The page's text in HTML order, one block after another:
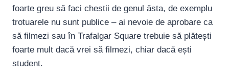
foarte greu să faci chestii de genul ăsta, de exemplu
trotuarele nu sunt publice – ai nevoie de aprobare ca
să filmezi sau în Trafalgar Square trebuie să plătești
foarte mult dacă vrei să filmezi, chiar dacă ești
student.